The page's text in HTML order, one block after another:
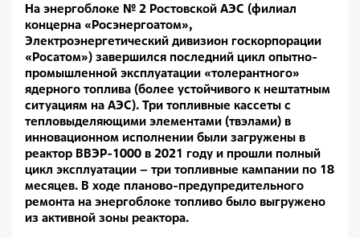
На энергоблоке № 2 Ростовской АЭС (филиал
концерна «Росэнергоатом»,
Электроэнергетический дивизион госкорпорации
«Росатом») завершился последний цикл опытно-
промышленной эксплуатации «толерантного»
ядерного топлива (более устойчивого к нештатным
ситуациям на АЭС). Три топливные кассеты с
тепловыделяющими элементами (твэлами) в
инновационном исполнении были загружены в
реактор ВВЭР-1000 в 2021 году и прошли полный
цикл эксплуатации – три топливные кампании по 18
месяцев. В ходе планово-предупредительного
ремонта на энергоблоке топливо было выгружено
из активной зоны реактора.